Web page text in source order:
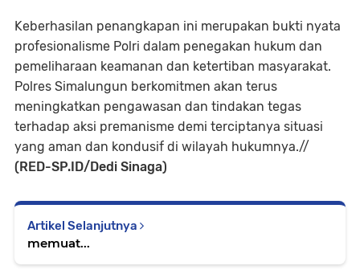
Keberhasilan penangkapan ini merupakan bukti nyata
profesionalisme Polri dalam penegakan hukum dan
pemeliharaan keamanan dan ketertiban masyarakat.
Polres Simalungun berkomitmen akan terus
meningkatkan pengawasan dan tindakan tegas
terhadap aksi premanisme demi terciptanya situasi
yang aman dan kondusif di wilayah hukumnya.//
(RED-SP.ID/Dedi Sinaga)
Artikel Selanjutnya
memuat...